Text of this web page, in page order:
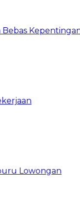
Lowongan